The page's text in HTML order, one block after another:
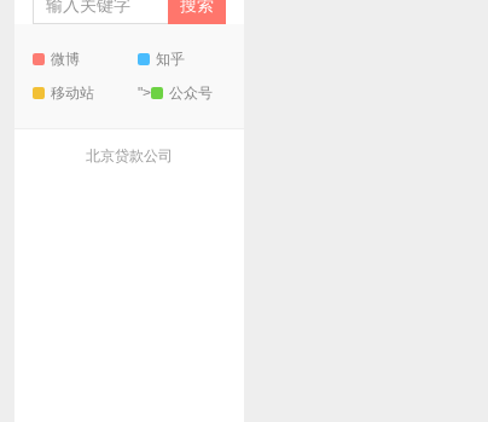
微博
知乎
移动站
"> 公众号
北京贷款公司